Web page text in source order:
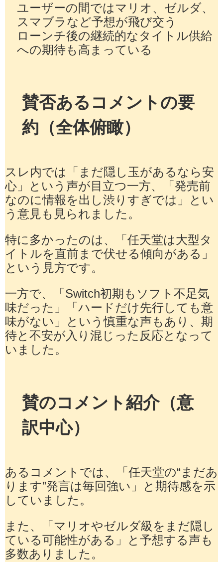
ユーザーの間ではマリオ、ゼルダ、
スマブラなど予想が飛び交う
ローンチ後の継続的なタイトル供給
への期待も高まっている
賛否あるコメントの要
約（全体俯瞰）
スレ内では「まだ隠し玉があるなら安
心」という声が目立つ一方、「発売前
なのに情報を出し渋りすぎでは」とい
う意見も見られました。
特に多かったのは、「任天堂は大型タ
イトルを直前まで伏せる傾向がある」
という見方です。
一方で、「Switch初期もソフト不足気
味だった」「ハードだけ先行しても意
味がない」という慎重な声もあり、期
待と不安が入り混じった反応となって
いました。
賛のコメント紹介（意
訳中心）
あるコメントでは、「任天堂の“まだあ
ります”発言は毎回強い」と期待感を示
していました。
また、「マリオやゼルダ級をまだ隠し
ている可能性がある」と予想する声も
多数ありました。